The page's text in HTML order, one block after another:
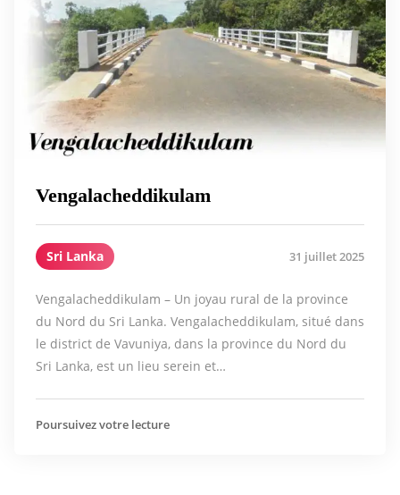
Vengalacheddikulam
Sri Lanka 31 juillet 2025
Vengalacheddikulam – Un joyau rural de la province
du Nord du Sri Lanka. Vengalacheddikulam, situé dans
le district de Vavuniya, dans la province du Nord du
Sri Lanka, est un lieu serein et…
Poursuivez votre lecture